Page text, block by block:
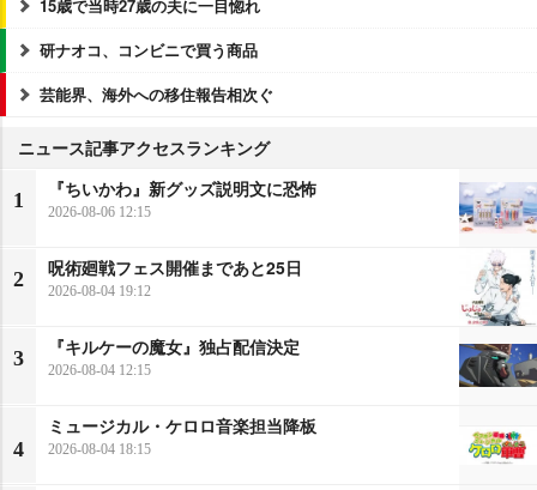
15歳で当時27歳の夫に一目惚れ
研ナオコ、コンビニで買う商品
芸能界、海外への移住報告相次ぐ
ニュース記事アクセスランキング
1
『ちいかわ』新グッズ説明文に恐怖
2026-08-06 12:15
2
呪術廻戦フェス開催まであと25日
2026-08-04 19:12
3
『キルケーの魔女』独占配信決定
2026-08-04 12:15
4
ミュージカル・ケロロ音楽担当降板
2026-08-04 18:15